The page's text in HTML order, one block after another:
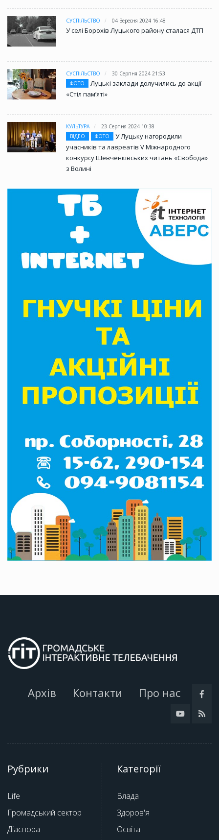
СУСПІЛЬСТВО 04 Вересня 2024 16:48
У селі Борохів Луцького району сталася ДТП
СУСПІЛЬСТВО
30 Серпня 2024 21:53
ФОТО
Луцькі заклади долучились до акції
«Стіл памʼяті»
КУЛЬТУРА
23 Серпня 2024 10:38
ВІДЕО
ФОТО
У Луцьку нагородили
учасників та лавреатів V Міжнародного
конкурсу Шевченківських читань «Свобода»
з Волині
Архів Контакти Про нас
Рубрики
Life
Громадський сектор
Діаспора
Категорії
Влада
Здоров'я
Освіта